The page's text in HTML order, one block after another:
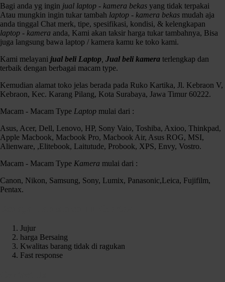
Lensa Olympus M.zuiko 12-40 mm F2.8 Pro like new
Kondisi :
fisik mulus 97% Like New
Kelengkapan :
Hood
Bagi anda yg ingin jual laptop - kamera bekas yang tidak terpakai
Atau mungkin ingin tukar tambah laptop - kamera bekas mudah aja
anda tinggal Chat merk, tipe, spesifikasi, kondisi, & kelengkapan
laptop - kamera anda, Kami akan taksir harga tukar tambahnya, Bisa
juga langsung bawa laptop / kamera kamu ke toko kami.
Kami melayani jual beli Laptop Jual beli kamera terlengkap dan
terbaik dengan berbagai macam type.
Kemudian alamat toko jelas berada pada Ruko Kartika, Jl. Kebraon V,
Kebraon, Kec. Karang Pilang, Kota Surabaya, Jawa Timur 60222.
Macam - Macam Type Laptop mulai dari :
Asus, Acer, Dell, Lenovo, HP, Sony Vaio, Toshiba, Axioo, Thinkpad,
Apple Macbook, Macbook Pro, Macbook Air, Asus ROG, MSI,
Alienware, ,Elitebook, Laitutude, Probook, XPS, Envy, Vostro.
Macam - Macam Type Kamera mulai dari :
Canon, Nikon, Samsung, Sony, Lumix, Panasonic,Leica, Fujifilm,
Pentax.
Jujur
harga Bersaing
Kwalitas barang tidak di ragukan
Fast response